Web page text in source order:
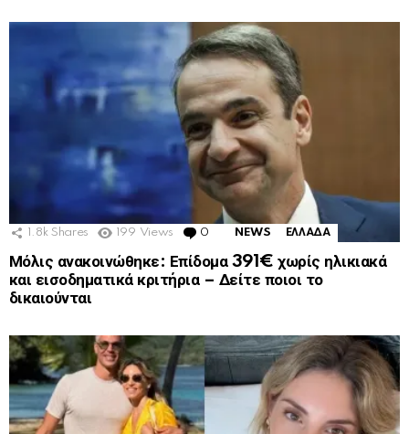
1.8k Shares 199 Views 0 Comments
NEWS ΕΛΛΑΔΑ
Μόλις ανακοινώθηκε: Επίδομα 391€ χωρίς ηλικιακά
και εισοδηματικά κριτήρια – Δείτε ποιοι το
δικαιούνται